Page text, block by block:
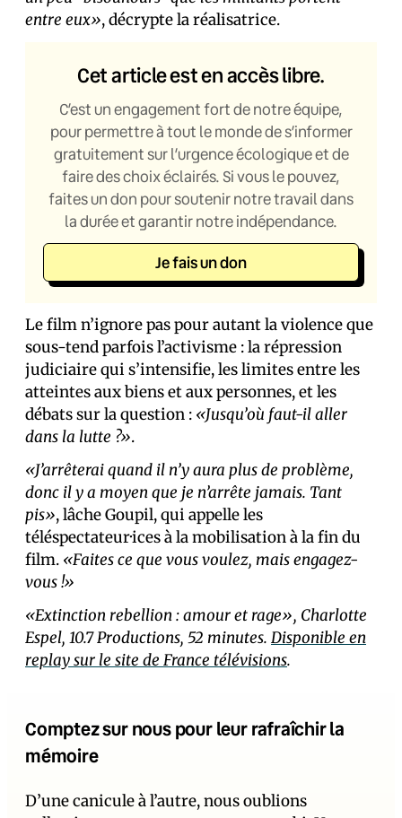
entre eux», décrypte la réalisatrice.
Cet article est en accès libre.
C’est un engagement fort de notre équipe,
pour permettre à tout le monde de s’informer
gratuitement sur l’urgence écologique et de
faire des choix éclairés. Si vous le pouvez,
faites un don pour soutenir notre travail dans
la durée et garantir notre indépendance.
Je fais un don
Le film n’ignore pas pour autant la violence que
sous-tend parfois l’activisme : la répression
judiciaire qui s’intensifie, les limites entre les
atteintes aux biens et aux personnes, et les
débats sur la question : «Jusqu’où faut-il aller
dans la lutte ?».
«J’arrêterai quand il n’y aura plus de problème,
donc il y a moyen que je n’arrête jamais. Tant
pis», lâche Goupil, qui appelle les
téléspectateur·ices à la mobilisation à la fin du
film. «Faites ce que vous voulez, mais engagez-
vous !»
«Extinction rebellion : amour et rage», Charlotte
Espel, 10.7 Productions, 52 minutes. Disponible en
replay sur le site de France télévisions.
Comptez sur nous pour leur rafraîchir la
mémoire
D’une canicule à l’autre, nous oublions